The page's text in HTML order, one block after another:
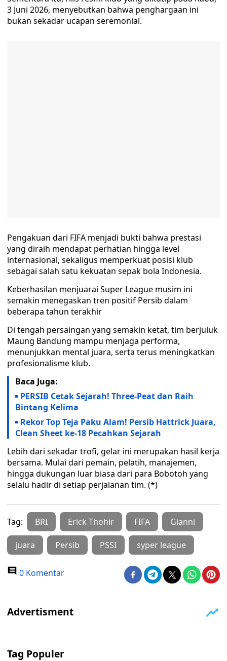
3 Juni 2026, menyebutkan bahwa penghargaan ini
bukan sekadar ucapan seremonial.
Pengakuan dari FIFA menjadi bukti bahwa prestasi
yang diraih mendapat perhatian hingga level
internasional, sekaligus memperkuat posisi klub
sebagai salah satu kekuatan sepak bola Indonesia.
Keberhasilan menjuarai Super League musim ini
semakin menegaskan tren positif Persib dalam
beberapa tahun terakhir
Di tengah persaingan yang semakin ketat, tim berjuluk
Maung Bandung mampu menjaga performa,
menunjukkan mental juara, serta terus meningkatkan
profesionalisme klub.
Baca Juga:
PERSIB Cetak Sejarah! Three-Peat dan Raih
Bintang Kelima
Rekor Top Teja Paku Alam! Persib Hattrick Juara,
Clean Sheet ke-18 Pecahkan Sejarah
Lebih dari sekadar trofi, gelar ini merupakan hasil kerja
bersama. Mulai dari pemain, pelatih, manajemen,
hingga dukungan luar biasa dari para Bobotoh yang
selalu hadir di setiap perjalanan tim. (*)
Tag: BRI Erick Thohir FIFA Gianni
juara Persib PSSI syper league
0 Komentar
Tag Populer